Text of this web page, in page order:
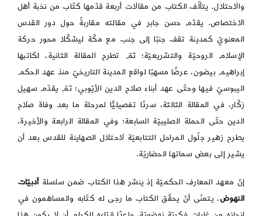
والاحتلال. يتألّف الكتاب من مقالات أربعة قدّمها كتّاب من نخبة أهل
الاختصاص. يقدّم حسن جابر في مقالته مقاربةً حول دور القدس
المعنويّ كمدينة تقف جنبًا إلى جنب مع مكّة ليشكّلا محور حركة
الإسلام الروحيّة والتشريعيّة؛ ثمّ تطرح المقالة الثانية، لكاتبها
إبراهيم بيضون، عرضًا مسهبًا لواقع المدينة التاريخيّ منذ عهد الحكم
اليبوسيّ فيها وحتّى عهد أبناء صلاح الدين الأيّوبي؛ ثمّ يقدّم سهيل
زكّار، في المقالة الثالثة، سردًا تفصيليًّا لمرحلة ما بعد وفاة صلاح
الدين حتّى الحملة الصليبيّة السابعة؛ وفي المقالة الرابعة والأخيرة،
يطرح زهير جلّول المراحل التتابعيّة لاحتلال الصهاينة للقدس بعد أن
يشير إلى بعض سماتها الحضاريّة.
إنّ معهد المعارف الحكميّة إذ ينشر هذا الكتاب ضمن سلسلةأدبيّات
النهوض، يتمنّى أنّ يحقّق الكتاب ما رجى له كتّابه والمساهمون في